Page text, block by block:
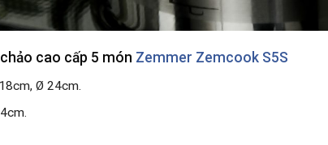
cao cấp 5 món Zemmer Zemcook S5S
Ø 24cm.